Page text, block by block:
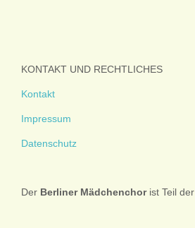
KONTAKT UND RECHTLICHES
Kontakt
Impressum
Datenschutz
Der Berliner Mädchenchorist Teil der